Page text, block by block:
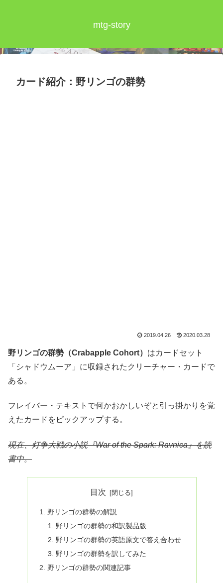
mtg-story
カード紹介：野リンゴの群勢
2019.04.26 2020.03.28
野リンゴの群勢（Crabapple Cohort） はカードセット
「シャドウムーア」に収録されたクリーチャー・カードで
ある。
フレイバー・テキストで何かおかしいぞと引っ掛かりを覚
えたカードをピックアップする。
現在、灯争大戦の小説『War of the Spark: Ravnica』を読
書中。
目次
野リンゴの群勢の解説
野リンゴの群勢の和訳製品版
野リンゴの群勢の英語原文で答え合わせ
野リンゴの群勢を訳してみた
野リンゴの群勢の関連記事